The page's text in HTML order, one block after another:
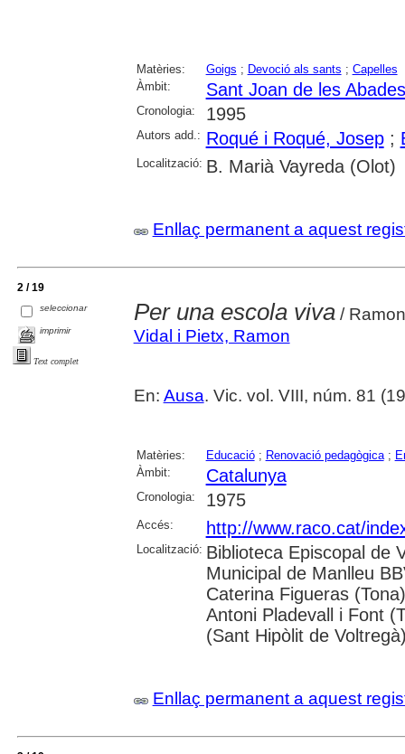
Matèries: Goigs ; Devoció als sants ; Capelles
Àmbit:
Sant Joan de les
Cronologia: 1995
Autors add.: Roqué i Roqué, Josep;
Localització: B. Marià Vayreda (Olot)
Enllaç permanent a aquest
2 / 19
seleccionar
imprimir
Text complet
Per una escola viva/
Vidal i Pietx, Ramon
En: Ausa. Vic. vol. VIII, núm. 81
Matèries: Educació; Renovació pedagògica;
Àmbit:
Catalunya
Cronologia: 1975
Accés: http://www.raco.cat/
Localització: Biblioteca Episcopal de
Municipal de Manlleu
Caterina Figueras
Antoni Pladevall i Font
(Sant Hipòlit de
Enllaç permanent a aquest